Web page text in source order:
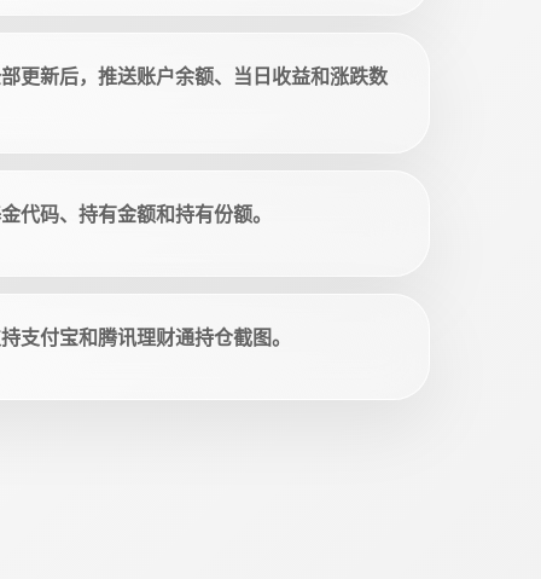
更新后，推送账户余额、当日收益和涨跌数
代码、持有金额和持有份额。
支付宝和腾讯理财通持仓截图。